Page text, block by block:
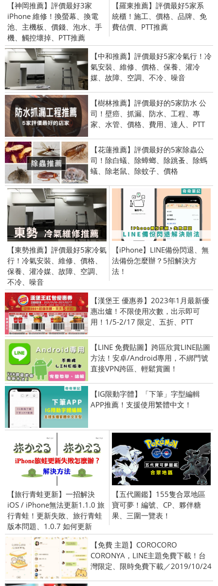
【神岡推薦】評價最好3家
iPhone 維修！換螢幕、換電
池、主機板、價錢、泡水、手
機、觸控壞掉、PTT推薦
【羅東推薦】評價最好5家系
統櫃！施工、價格、品牌、免
費估價、PTT推薦
【中和推薦】評價最好5家冷氣行！冷
氣安裝、維修、價格、保養、灌冷
媒、故障、空調、不冷、噪音
【樹林推薦】評價最好的5家防水 公
司！壁癌、抓漏、防水、工程、專
家、水管、價格、費用、達人、PTT
【花蓮推薦】評價最好的5家除蟲公
司！除白蟻、除蟑螂、除跳蚤、除螞
蟻、除老鼠、除蚊子、價格
【東勢推薦】評價最好5家冷氣
行！冷氣安裝、維修、價格、
保養、灌冷媒、故障、空調、
不冷、噪音
【iPhone】LINE備份閃退、無
法備份怎麼辦？5招解決方
法！
【漢堡王 優惠券】2023年1月最新優
惠出爐！不限使用次數，出示即可
用！1/5-2/17 限定、五折、PTT
【LINE 免費貼圖】跨區欣賞LINE貼圖
方法！安卓/Android專用，不綁門號
直接VPN跨區、輕鬆賞圖！
【IG限動字體】「下筆」字型編輯
APP推薦！支援使用繁體中文！
【旅行青蛙更新】一招解決
iOS / iPhone無法更新1.1.0 旅
行青蛙！更新失敗、旅行青蛙
版本問題、1.0.7 如何更新
【五代圖鑑】155隻合眾地區
寶可夢！編號、CP、夥伴糖
果、三圍一覽表！
【免費 主題】COROCORO
CORONYA，LINE主題免費下載！台
灣限定、限時免費下載／2019/10/24